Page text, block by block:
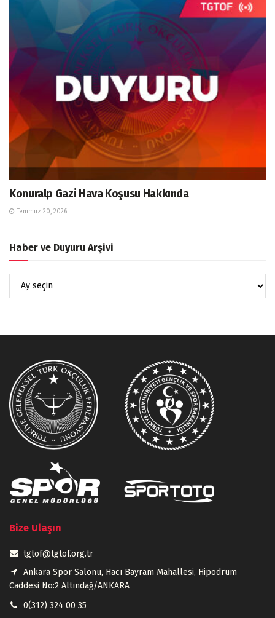
Konuralp Gazi Hava Koşusu Hakkında
Temmuz 20, 2026
Haber ve Duyuru Arşivi
Bize Ulaşın
tgtof@tgtof.org.tr
Ankara Spor Salonu, Hacı Bayram Mahallesi, Hipodrum
Caddesi No:2 Altındağ/ANKARA
0(312) 324 00 35